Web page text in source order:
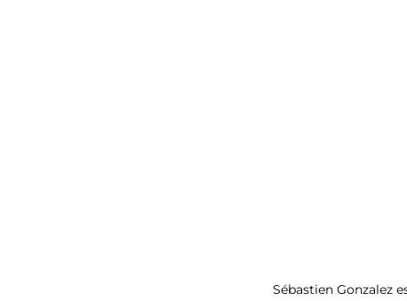
Sébastien Gonzalez